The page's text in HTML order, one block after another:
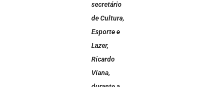
secretário
de Cultura,
Esporte e
Lazer,
Ricardo
Viana,